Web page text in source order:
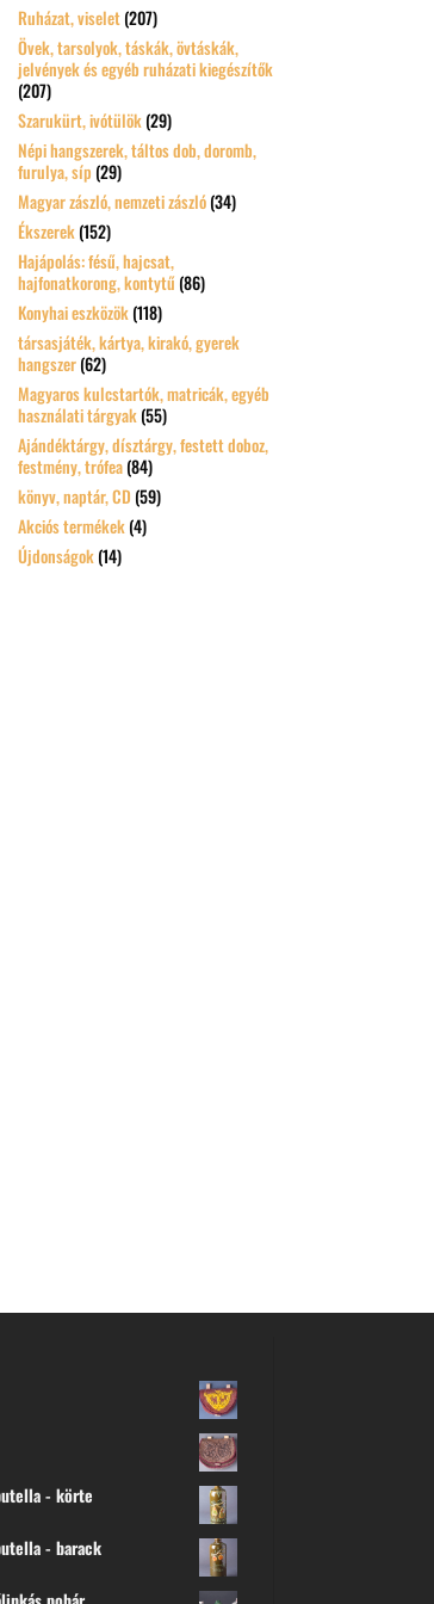
Ruházat, viselet(207)
Övek, tarsolyok, táskák, övtáskák,
jelvények és egyéb ruházati kiegészítők
(207)
Szarukürt, ivótülök(29)
Népi hangszerek, táltos dob, doromb,
furulya, síp (29)
Magyar zászló, nemzeti zászló(34)
Ékszerek(152)
Hajápolás: fésű, hajcsat,
hajfonatkorong, kontytű(86)
Konyhai eszközök(118)
társasjáték, kártya, kirakó, gyerek
hangszer(62)
Magyaros kulcstartók, matricák, egyéb
használati tárgyak(55)
Ajándéktárgy, dísztárgy, festett doboz,
festmény, trófea(84)
könyv, naptár, CD (59)
Akciós termékek(4)
Újdonságok(14)
- körte
- barack